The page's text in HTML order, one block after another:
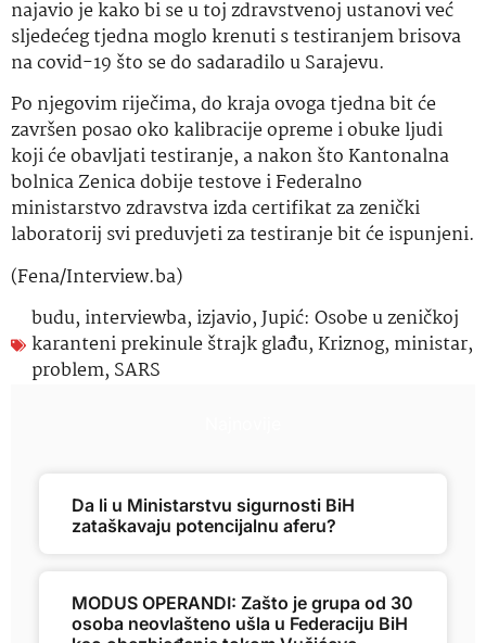
najavio je kako bi se u toj zdravstvenoj ustanovi već
sljedećeg tjedna moglo krenuti s testiranjem brisova
na covid-19 što se do sadaradilo u Sarajevu.
Po njegovim riječima, do kraja ovoga tjedna bit će
završen posao oko kalibracije opreme i obuke ljudi
koji će obavljati testiranje, a nakon što Kantonalna
bolnica Zenica dobije testove i Federalno
ministarstvo zdravstva izda certifikat za zenički
laboratorij svi preduvjeti za testiranje bit će ispunjeni.
(Fena/Interview.ba)
budu, interviewba, izjavio,Jupić: Osobe u zeničkoj
karanteni prekinule štrajk glađu,Kriznog, ministar,
problem, SARS
Da li u Ministarstvu sigurnosti BiH
zataškavaju potencijalnu aferu?
MODUS OPERANDI: Zašto je grupa od 30
osoba neovlašteno ušla u Federaciju BiH